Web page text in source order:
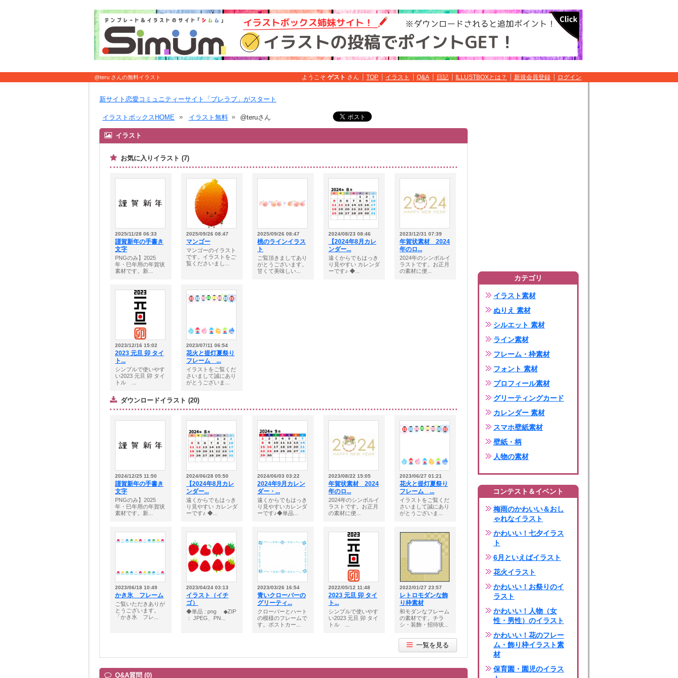
@teru さんの無料イラスト ようこそ ゲスト さん TOP イラスト Q&A 日記 ILLUSTBOXとは？ 新規会員登録 ログイン
新サイト恋愛コミュニティーサイト「ブレラブ」がスタート
イラストボックスHOME イラスト無料 @teruさん
イラスト
お気に入りイラスト (7)
2025/11/28 06:33
謹賀新年の手書き
文字
PNGのみ】2025
年・巳年用の年賀状
素材です。新...
2025/09/26 08:47
マンゴー
マンゴーのイラスト
です。イラストをご
覧くださいまし...
2025/09/26 08:47
桃のラインイラス
ト
ご覧頂きましてあり
がとうございます。
甘くて美味しい...
2024/08/23 08:46
【2024年8月カレ
ンダー...
遠くからでもはっき
り見やすい カレンダ
ーです♪ ◆...
2023/12/31 07:39
年賀状素材 2024
年のロ...
2024年のシンボルイ
ラストです。お正月
の素材に便...
2023/12/16 15:02
2023 元旦 卯 タイ
ト...
シンプルで使いやす
い2023 元旦 卯 タイ
トル ...
2023/07/11 06:54
花火と提灯夏祭り
フレーム ...
イラストをご覧くだ
さいまして誠にあり
がとうございま...
ダウンロードイラスト (20)
2024/12/25 11:50
謹賀新年の手書き
文字
PNGのみ】2025
年・巳年用の年賀状
素材です。新...
2024/06/28 05:50
【2024年8月カレ
ンダー...
遠くからでもはっき
り見やすい カレンダ
ーです♪ ◆...
2024/06/03 03:22
2024年9月カレン
ダー・...
遠くからでもはっき
り見やすいカレンダ
ーです♪◆単品...
2023/08/22 15:05
年賀状素材 2024
年のロ...
2024年のシンボルイ
ラストです。お正月
の素材に便...
2023/06/27 01:21
花火と提灯夏祭り
フレーム ...
イラストをご覧くだ
さいまして誠にあり
がとうございま...
2023/06/18 10:49
かき氷 フレーム
ご覧いただきありが
とうございます。
「かき氷 フレ...
2023/04/24 03:13
イラスト（イチ
ゴ）
◆単品 : png ◆ZIP
： JPEG、PN...
2023/03/26 16:54
青いクローバーの
グリーティ...
クローバーとハート
の模様のフレームで
す。ポストカー...
2022/05/12 11:48
2023 元旦 卯 タイ
ト...
シンプルで使いやす
い2023 元旦 卯 タイ
トル ...
2022/01/27 23:57
レトロモダンな飾
り枠素材
和モダンなフレーム
の素材です。チラ
シ・装飾・招待状...
一覧を見る
Q&A質問 (0)
カテゴリ
イラスト素材
ぬりえ 素材
シルエット 素材
ライン素材
フレーム・枠素材
フォント 素材
プロフィール素材
グリーティングカード
カレンダー 素材
スマホ壁紙素材
壁紙・柄
人物の素材
コンテスト＆イベント
梅雨のかわいい＆おし
ゃれなイラスト
かわいい！七夕イラス
ト
6月といえばイラスト
花火イラスト
かわいい！お祭りのイ
ラスト
かわいい！人物（女
性・男性）のイラスト
かわいい！花のフレー
ム・飾り枠イラスト素
材
保育園・園児のイラス